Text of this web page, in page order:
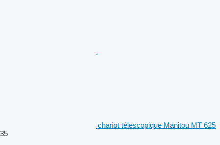
chariot télescopique Manitou MT 625
35